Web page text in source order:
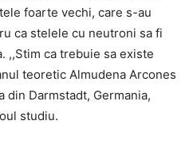
foarte vechi, care s-au
ca stelele cu neutroni sa fi
,,Stim ca trebuie sa existe
teoretic Almudena Arcones
din Darmstadt, Germania,
studiu.